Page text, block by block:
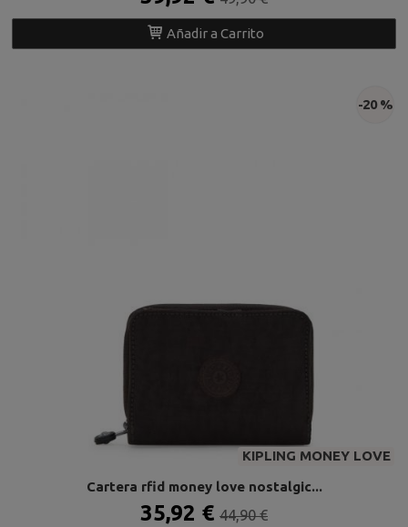
Añadir a Carrito
KIPLING MONEY LOVE
-20 %
Cartera rfid money love nostalgic...
35,92 € 44,90 €